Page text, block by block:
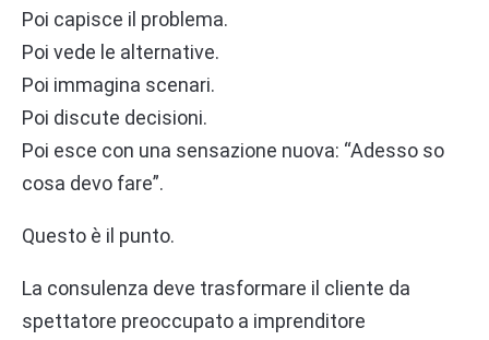
Poi capisce il problema.
Poi vede le alternative.
Poi immagina scenari.
Poi discute decisioni.
Poi esce con una sensazione nuova: “Adesso so
cosa devo fare”.
Questo è il punto.
La consulenza deve trasformare il cliente da
spettatore preoccupato a imprenditore